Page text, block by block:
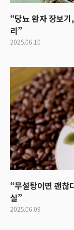
“당뇨 환자 장보
리”
2025.06.10
“무설탕이면 괜찮
실”
2025.06.09